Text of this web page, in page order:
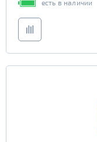
есть в наличии